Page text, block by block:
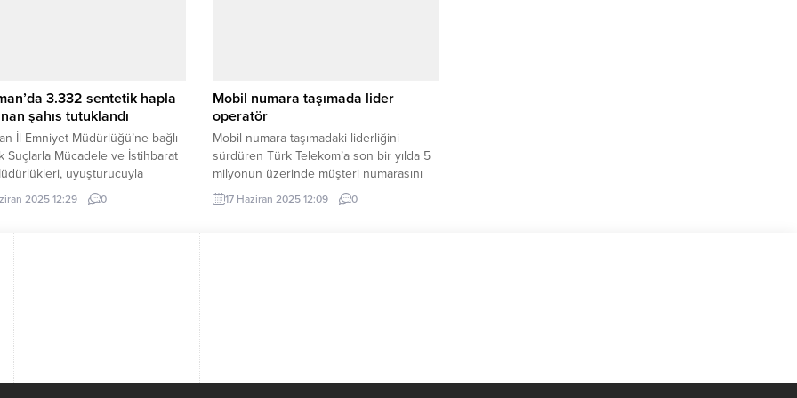
3.332 sentetik hapla
şahıs tutuklandı
İl Emniyet Müdürlüğü’ne bağlı
Suçlarla Mücadele ve İstihbarat
uyuşturucuyla
kapsamında yürüttükleri ortak
sonucu önemli bir operasyona
ve teknik takip
N.G. isimli şahsın üzerinde
gerçekleştirilen aramada
3.332 adet sentetik ecza hap
2025 12:29 0
Mobil numara taşımada lider
operatör
Mobil numara taşımadaki liderliğini
sürdüren Türk Telekom’a son bir yılda 5
milyonun üzerinde müşteri numarasını
taşıdı. İSTANBUL (İGFA) – Türk Telekom,
numara taşıma pazarında en çok tercih
17 Haziran 2025 12:09 0